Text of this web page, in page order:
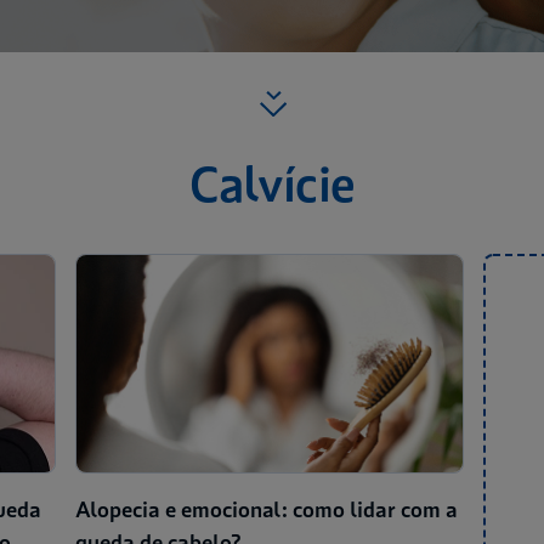
Calvície
Alopecia e emocional: como lidar com a